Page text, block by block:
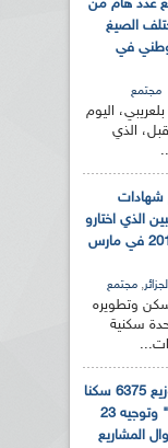
عدد هام من
الصيغ
في
مجتمع
اليوم
الذي
شهادات
الذي اختارو
سكناتهم خلال 2019 في مارس
, مجتمع
وتطويره
توزيع 130 ألف وحدة سكنية
قسنطينة: توزيع 6375 سكنا
بصيغة "عدل" وتوجيه 23
المشاريع